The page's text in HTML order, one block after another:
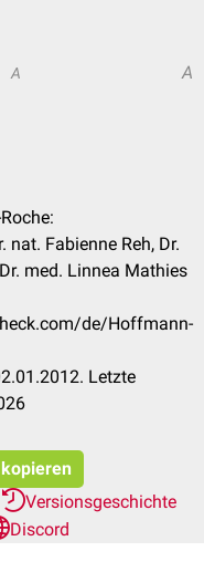
A A
nat. Fabienne Reh, Dr.
med. Linnea Mathies
de/Hoffmann-
Letzte
Versionsgeschichte
Discord